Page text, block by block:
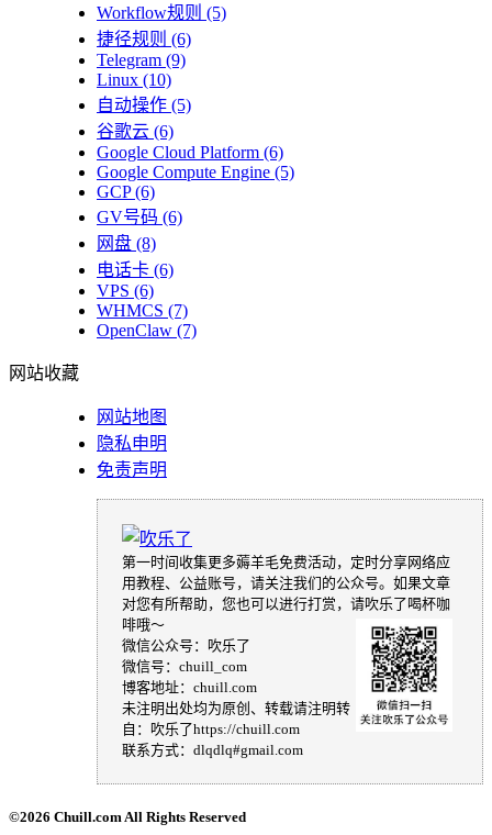
Workflow规则 (5)
捷径规则 (6)
Telegram (9)
Linux (10)
自动操作 (5)
谷歌云 (6)
Google Cloud Platform (6)
Google Compute Engine (5)
GCP(6)
GV号码 (6)
网盘 (8)
电话卡 (6)
VPS (6)
WHMCS (7)
OpenClaw (7)
网站收藏
网站地图
隐私申明
免责声明
第一时间收集更多薅羊毛免费活动，定时分享网络应
用教程、公益账号，请关注我们的公众号。如果文章
对您有所帮助，您也可以进行打赏，请吹乐了喝杯咖
啡哦～
微信公众号：吹乐了
微信号：chuill_com
博客地址：chuill.com
未注明出处均为原创、转载请注明转
自：吹乐了https://chuill.com
联系方式：dlqdlq#gmail.com
©2026 Chuill.com All Rights Reserved